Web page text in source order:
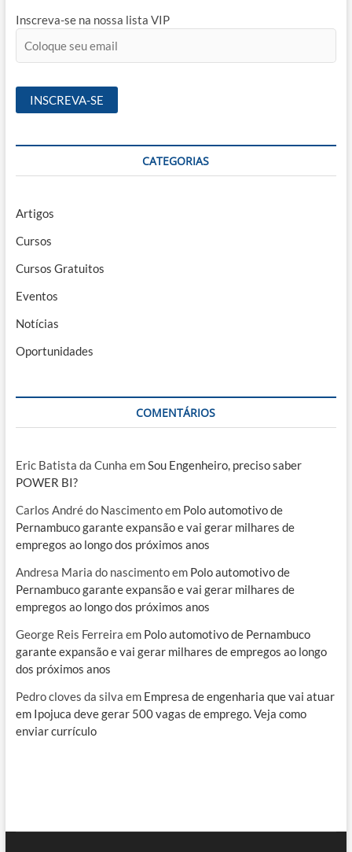
Inscreva-se na nossa lista VIP
CATEGORIAS
Artigos
Cursos
Cursos Gratuitos
Eventos
Notícias
Oportunidades
COMENTÁRIOS
Eric Batista da Cunha emSou Engenheiro, preciso saber
POWER BI?
Carlos André do Nascimentoem Polo automotivo de
Pernambuco garante expansão e vai gerar milhares de
empregos ao longo dos próximos anos
Andresa Maria do nascimentoem Polo automotivo de
Pernambuco garante expansão e vai gerar milhares de
empregos ao longo dos próximos anos
George Reis Ferreira em Polo automotivo de Pernambuco
garante expansão e vai gerar milhares de empregos ao longo
dos próximos anos
Pedro cloves da silva em Empresa de engenharia que vai atuar
em Ipojuca deve gerar 500 vagas de emprego. Veja como
enviar currículo